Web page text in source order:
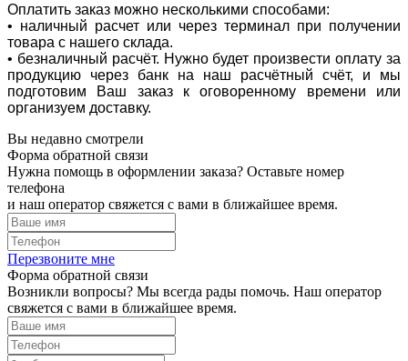
Оплатить заказ можно несколькими способами:
• наличный расчет или через терминал при получении
товара с нашего склада.
• безналичный расчёт. Нужно будет произвести оплату за
продукцию через банк на наш расчётный счёт, и мы
подготовим Ваш заказ к оговоренному времени или
организуем доставку.
Вы недавно смотрели
Форма обратной связи
Нужна помощь в оформлении заказа? Оставьте номер
телефона
и наш оператор свяжется с вами в ближайшее время.
Перезвоните мне
Форма обратной связи
Возникли вопросы? Мы всегда рады помочь. Наш оператор
свяжется с вами в ближайшее время.